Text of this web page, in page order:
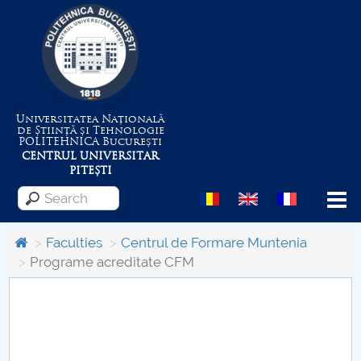
Universitatea Națională
de Știință și Tehnologie
POLITEHNICABucurești
CENTRUL UNIVERSITAR
PITEȘTI
Menu
About the University
Faculties
Centrul de Formare Muntenia
Programe acreditate CFM